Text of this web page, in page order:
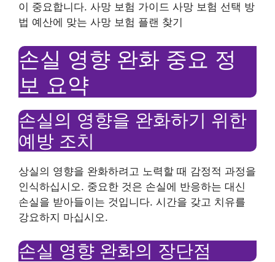
이 중요합니다. 사망 보험 가이드 사망 보험 선택 방
법 예산에 맞는 사망 보험 플랜 찾기
손실 영향 완화 중요 정
보 요약
손실의 영향을 완화하기 위한
예방 조치
상실의 영향을 완화하려고 노력할 때 감정적 과정을
인식하십시오. 중요한 것은 손실에 반응하는 대신
손실을 받아들이는 것입니다. 시간을 갖고 치유를
강요하지 마십시오.
손실 영향 완화의 장단점